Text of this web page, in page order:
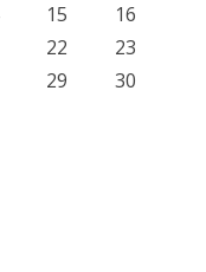
15
16
22
23
29
30